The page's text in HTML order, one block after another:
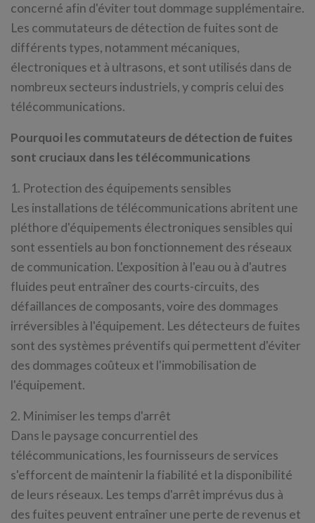
concerné afin d'éviter tout dommage supplémentaire.
Les commutateurs de détection de fuites sont de
différents types, notamment mécaniques,
électroniques et à ultrasons, et sont utilisés dans de
nombreux secteurs industriels, y compris celui des
télécommunications.
Pourquoi les commutateurs de détection de fuites
sont cruciaux dans les télécommunications
1. Protection des équipements sensibles
Les installations de télécommunications abritent une
pléthore d'équipements électroniques sensibles qui
sont essentiels au bon fonctionnement des réseaux
de communication. L'exposition à l'eau ou à d'autres
fluides peut entraîner des courts-circuits, des
défaillances de composants, voire des dommages
irréversibles à l'équipement. Les détecteurs de fuites
sont des systèmes préventifs qui permettent d'éviter
des dommages coûteux et l'immobilisation de
l'équipement.
2. Minimiser les temps d'arrêt
Dans le paysage concurrentiel des
télécommunications, les fournisseurs de services
s'efforcent de maintenir la fiabilité et la disponibilité
de leurs réseaux. Les temps d'arrêt imprévus dus à
des fuites peuvent entraîner une perte de revenus et